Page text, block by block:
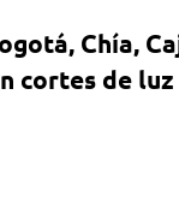
Chía,
cortes de